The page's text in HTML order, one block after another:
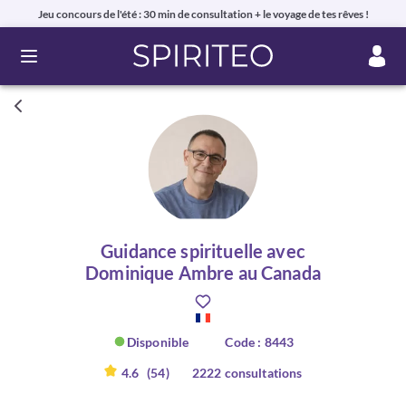
Jeu concours de l'été : 30 min de consultation + le voyage de tes rêves !
Ouvrir le menu
Guidance spirituelle avec
Dominique Ambre au Canada
Disponible Code : 8443
4.6 (54) 2222 consultations